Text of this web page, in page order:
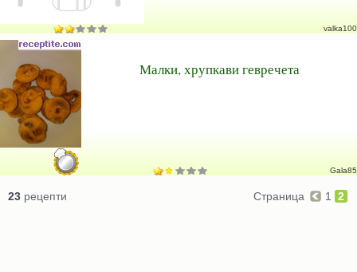
valka100
Малки, хрупкави гевречета
Gala85
23 рецепти Страница 1 2